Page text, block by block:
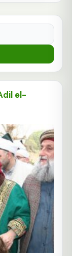
el-